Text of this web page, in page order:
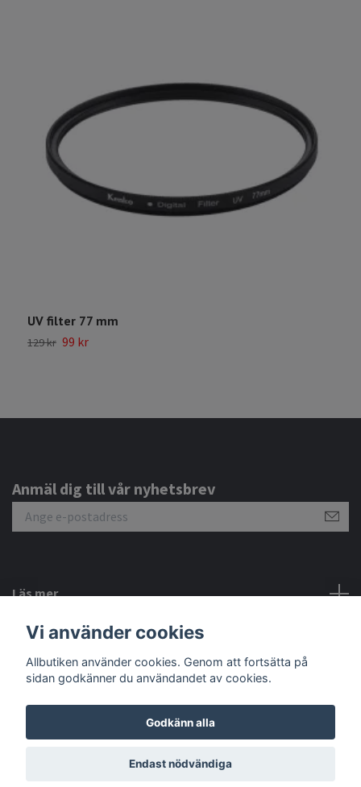
UV filter 77 mm
129 kr 99 kr
Anmäl dig till vår nyhetsbrev
Läs mer
Sociala medier
© 2026 Allbutiken
Vi använder cookies
Allbutiken använder cookies. Genom att fortsätta på
sidan godkänner du användandet av cookies.
Godkänn alla
Endast nödvändiga